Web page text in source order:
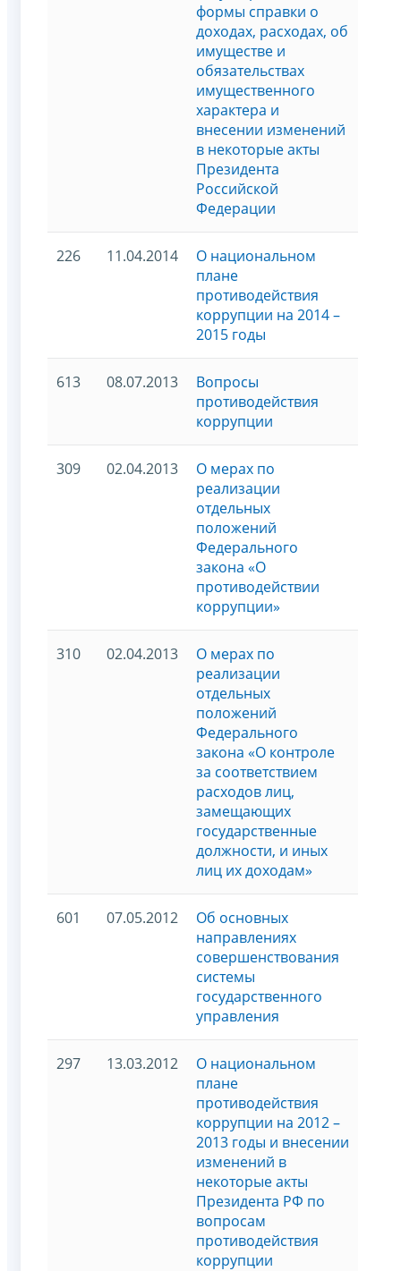
формы справки о
доходах, расходах, об
имуществе и
обязательствах
имущественного
характера и
внесении изменений
в некоторые акты
Президента
Российской
Федерации
226 11.04.2014
О национальном
плане
противодействия
коррупции на 2014 –
2015 годы
613 08.07.2013
Вопросы
противодействия
коррупции
309 02.04.2013
О мерах по
реализации
отдельных
положений
Федерального
закона «О
противодействии
коррупции»
310 02.04.2013
О мерах по
реализации
отдельных
положений
Федерального
закона «О контроле
за соответствием
расходов лиц,
замещающих
государственные
должности, и иных
лиц их доходам»
601 07.05.2012
Об основных
направлениях
совершенствования
системы
государственного
управления
297 13.03.2012
О национальном
плане
противодействия
коррупции на 2012 –
2013 годы и внесении
изменений в
некоторые акты
Президента РФ по
вопросам
противодействия
коррупции